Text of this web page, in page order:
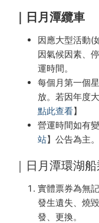
｜日月潭纜車
因應大型活動(
因氣候因素、
運時間。
每個月第一個
放。若因年度
點此查看】
營運時間如有
站】公告為主。
｜日月潭環湖
實體票券為無
發生遺失、燒
發、更換。